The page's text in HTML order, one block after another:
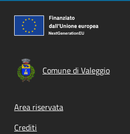
Comune di Valeggio
Footer menu
Area riservata
Crediti